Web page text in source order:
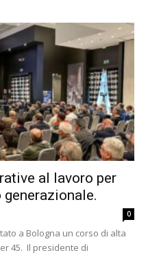
al lavoro per
0
a Bologna un corso di alta
45. Il presidente di